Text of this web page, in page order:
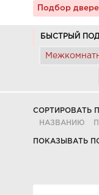
Подбор
БЫСТРЫЙ
СОРТИРОВАТЬ
НАЗВАНИЮ
ПОКАЗЫВАТЬ